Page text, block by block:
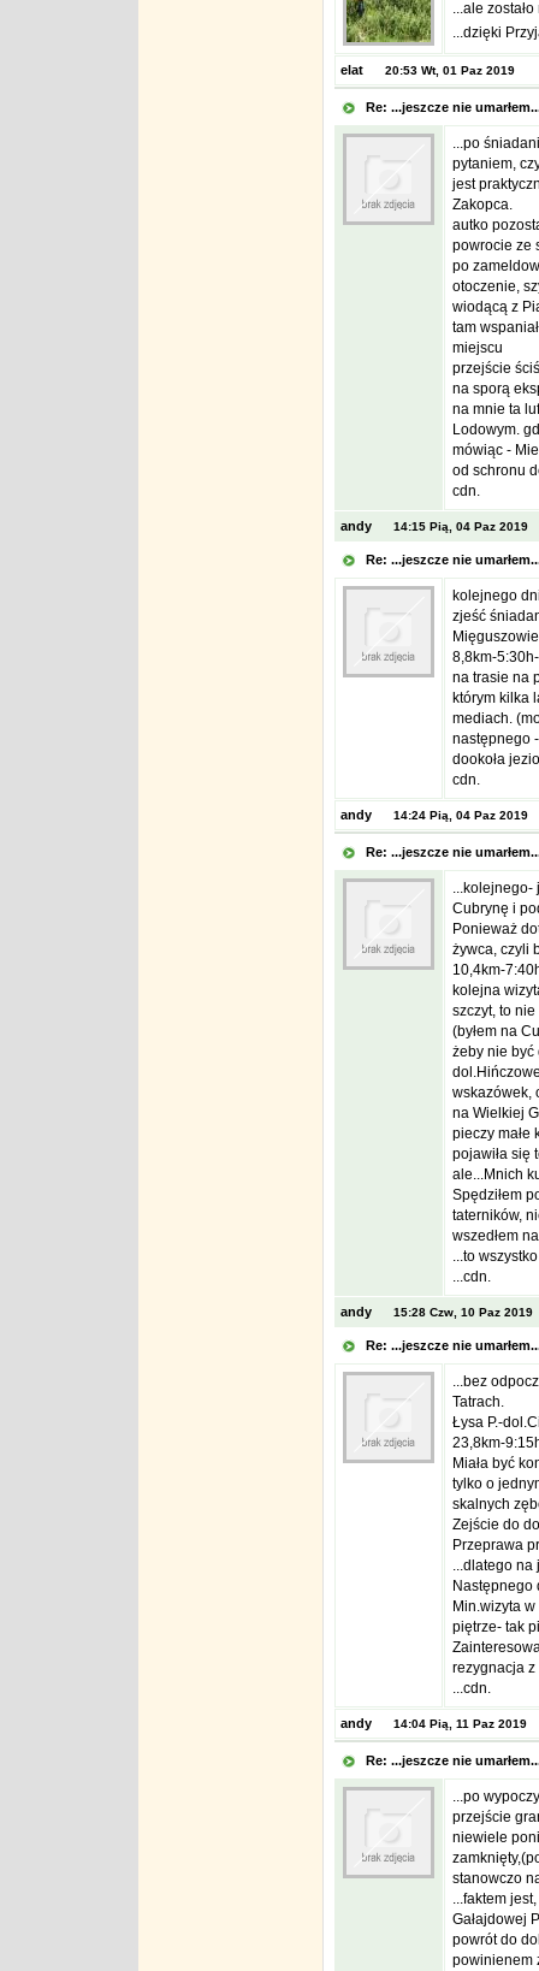
...ale
...dzięki
elat 20:53 Wt, 01 Paz 2019
Re: ...jeszcze nie
...po
pytaniem,
jest
Zakopca.
autko
powrocie ze
po
otoczenie,
wiodącą z
tam
miejscu
przejście
na sporą
na mnie ta
Lodowym.
mówiąc -
od schronu
cdn.
andy 14:15 Pią, 04 Paz 2019
Re: ...jeszcze nie
kolejnego
zjeść
8,8km-
na trasie na
którym kilka
mediach.
następnego
dookoła
cdn.
andy 14:24 Pią, 04 Paz 2019
Re: ...jeszcze nie
...kolejnego-
Cubrynę i
Ponieważ
żywca, czyli
10,4km-
kolejna
szczyt, to nie
(byłem na
żeby nie być
wskazówek,
na Wielkiej
pieczy małe
pojawiła się
ale...Mnich
Spędziłem
taterników,
wszedłem
...to
...cdn.
andy 15:28 Czw, 10 Paz 2019
Re: ...jeszcze nie
...bez
Tatrach.
Łysa P.-
23,8km-
Miała być
tylko o
skalnych
Zejście do
Przeprawa
...dlatego na
Następnego
Min.wizyta
piętrze- tak
rezygnacja z
...cdn.
andy 14:04 Pią, 11 Paz 2019
Re: ...jeszcze nie
...po
przejście
niewiele
stanowczo
...faktem
Gałajdowej
powrót do
powinienem